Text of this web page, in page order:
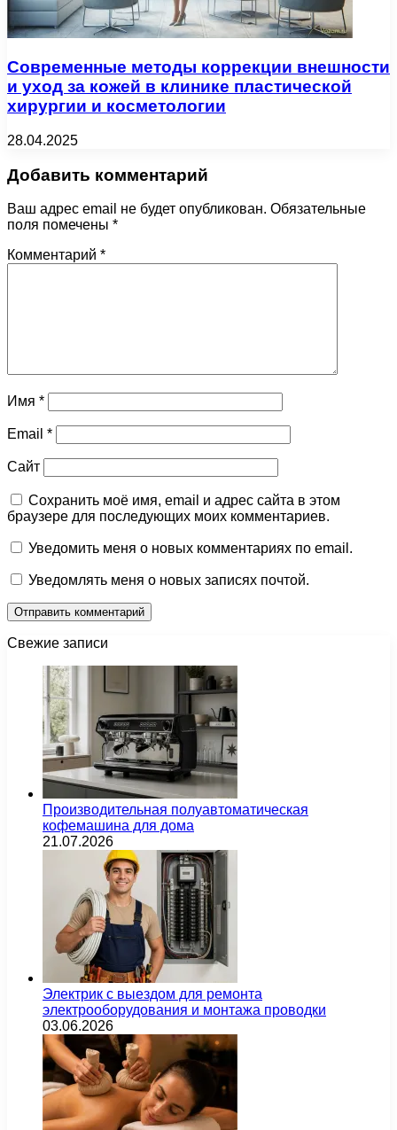
Современные методы коррекции внешности
и уход за кожей в клинике пластической
хирургии и косметологии
28.04.2025
Добавить комментарий
Ваш адрес email не будет опубликован. Обязательные
поля помечены *
Комментарий *
Имя *
Email *
Сайт
Сохранить моё имя, email и адрес сайта в этом
браузере для последующих моих комментариев.
Уведомить меня о новых комментариях по email.
Уведомлять меня о новых записях почтой.
Свежие записи
Производительная полуавтоматическая
кофемашина для дома
21.07.2026
Электрик с выездом для ремонта
электрооборудования и монтажа проводки
03.06.2026